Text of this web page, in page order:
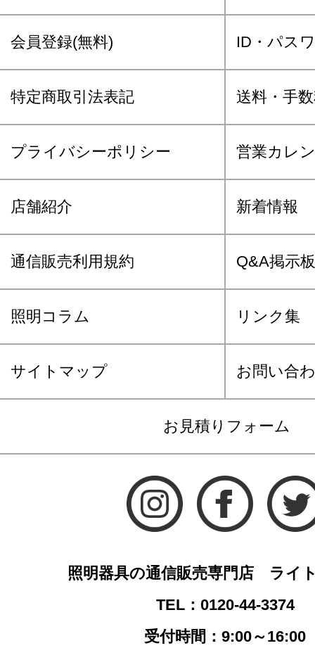
会員登録(無料) ID・パス
特定商取引法表記 送料・手
プライバシーポリシー 営業カレ
店舗紹介 新着情報
通信販売利用規約 Q&A掲示板
照明コラム リンク集
サイトマップ お問い合
お見積りフォーム
照明器具の通信販売専門店 ライ
TEL：0120-44-3374
受付時間：9:00～16:00